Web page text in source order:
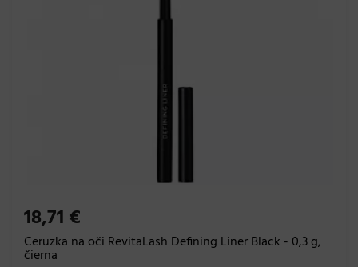
18,71 €
Ceruzka na oči RevitaLash Defining Liner Black - 0,3 g,
čierna